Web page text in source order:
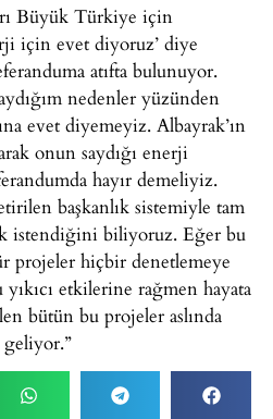
Büyük Türkiye için
için evet diyoruz’ diye
atıfta bulunuyor.
nedenler yüzünden
evet diyemeyiz. Albayrak’ın
onun saydığı enerji
hayır demeliyiz.
başkanlık sistemiyle tam
istendiğini biliyoruz. Eğer bu
projeler hiçbir denetlemeye
etkilerine rağmen hayata
bütün bu projeler aslında
geliyor.”